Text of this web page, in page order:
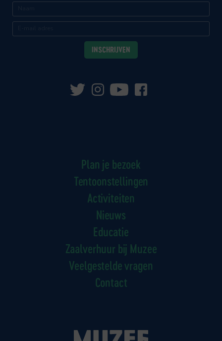
Plan je bezoek
Tentoonstellingen
Activiteiten
Nieuws
Educatie
Zaalverhuur bij Muzee
Veelgestelde vragen
Contact